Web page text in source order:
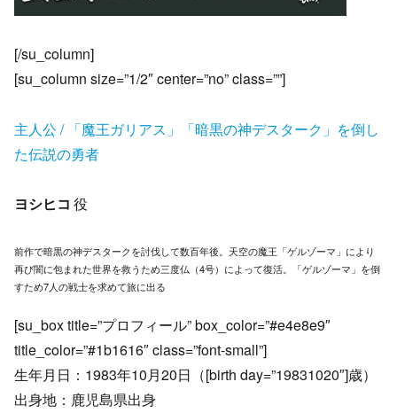
[/su_column]
[su_column size=”1/2″ center=”no” class=””]
主人公 / 「魔王ガリアス」「暗黒の神デスターク」を倒し
た伝説の勇者
ヨシヒコ 役
前作で暗黒の神デスタークを討伐して数百年後。天空の魔王「ゲルゾーマ」により
再び闇に包まれた世界を救うため三度仏（4号）によって復活。「ゲルゾーマ」を倒
すため7人の戦士を求めて旅に出る
[su_box title=”プロフィール” box_color=”#e4e8e9″
title_color=”#1b1616″ class=”font-small”]
生年月日：1983年10月20日（[birth day=”19831020″]歳）
出身地：鹿児島県出身